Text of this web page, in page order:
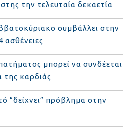
την τελευταία δεκαετία
συμβάλλει στην
ασθένειες
μπορεί να συνδέεται
της καρδιάς
“δείχνει” πρόβλημα στην